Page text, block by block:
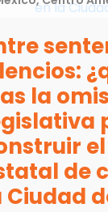
la
de
Ciudad